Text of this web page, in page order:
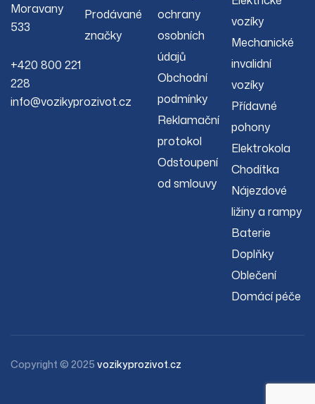
Moravany
533
+420 800 221
228
info@vozikyprozivot.cz
Prodávané
značky
ochrany
osobních
údajů
Obchodní
podmínky
Reklamační
protokol
Odstoupení
od smlouvy
vozíky
Mechanické
invalidní
vozíky
Přídavné
pohony
Elektrokola
Chodítka
Nájezdové
ližiny a rampy
Baterie
Doplňky
Oblečení
Domácí péče
Copyright © 2025 vozikyprozivot.cz